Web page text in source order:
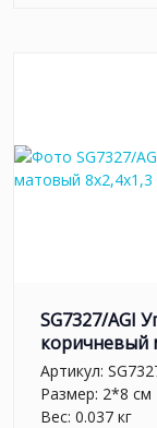
SG7327/AGI
коричневый
Артикул:
Размер: 2*8 см
Вес: 0.037 кг